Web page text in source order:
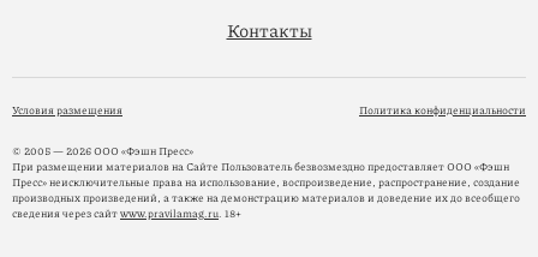
Контакты
Условия размещения Политика конфиденциальности
© 2005 — 2026 ООО «Фэшн Пресс»
При размещении материалов на Сайте Пользователь безвозмездно предоставляет ООО «Фэшн
Пресс» неисключительные права на использование, воспроизведение, распространение, создание
производных произведений, а также на демонстрацию материалов и доведение их до всеобщего
сведения через сайтwww.pravilamag.ru. 18+